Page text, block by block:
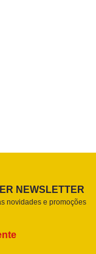
NEWSLETTER
novidades e promoções